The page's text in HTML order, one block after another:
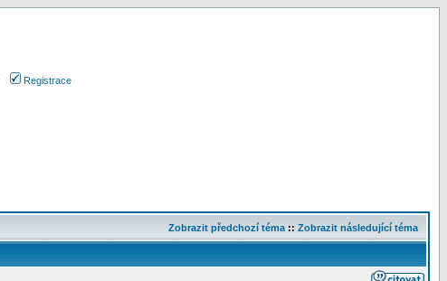
Registrace
Zobrazit předchozí téma :: Zobrazit následující téma